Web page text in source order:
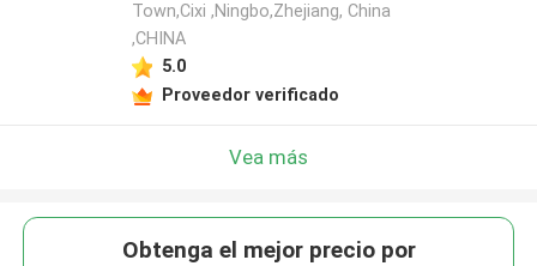
Town,Cixi ,Ningbo,Zhejiang, China
,CHINA
5.0
Proveedor verificado
Vea más
Obtenga el mejor precio por